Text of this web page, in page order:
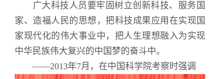
广大科技人员要牢固树立创新科技、服务国
家、造福人民的思想，把科技成果应用在实现国
家现代化的伟大事业中，把人生理想融入为实现
中华民族伟大复兴的中国梦的奋斗中。
——2013年7月，在中国科学院考察时强调